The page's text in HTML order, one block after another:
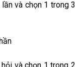
và chọn 1 trong 3